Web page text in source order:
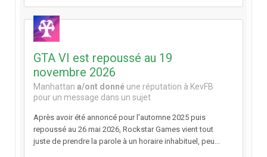
GTA VI est repoussé au 19
novembre 2026
Manhattan a/ont donné une réputation à KevFB
pour un message dans un sujet
Après avoir été annoncé pour l'automne 2025 puis
repoussé au 26 mai 2026, Rockstar Games vient tout
juste de prendre la parole à un horaire inhabituel, peu...